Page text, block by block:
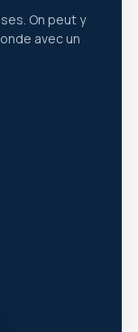
On peut y
avec un